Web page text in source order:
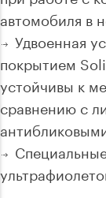
автомобиля в
Удвоенная
покрытием
устойчивы к
сравнению с